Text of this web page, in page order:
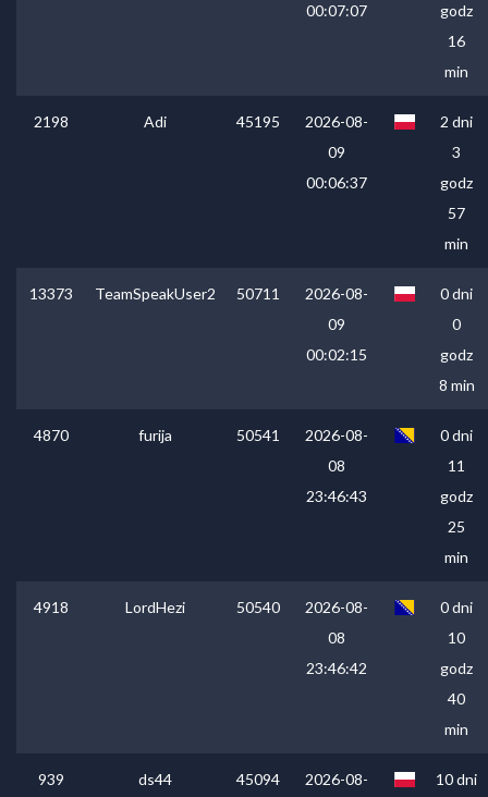
00:07:07
godz
16
min
2198 Adi 45195
2026-08-
09
00:06:37
2 dni
3
godz
57
min
13373 TeamSpeakUser2 50711
2026-08-
09
00:02:15
0 dni
0
godz
8 min
4870 furija 50541
2026-08-
08
23:46:43
0 dni
11
godz
25
min
4918 LordHezi 50540
2026-08-
08
23:46:42
0 dni
10
godz
40
min
939 ds44 45094 2026-08- 10 dni